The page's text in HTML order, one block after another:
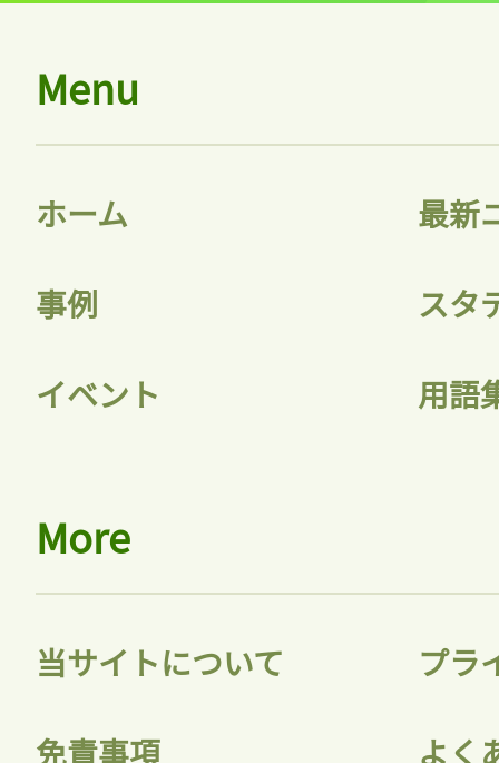
Menu
ホーム 最新
事例 スタ
イベント 用語
More
当サイトについて プラ
免責事項 よく